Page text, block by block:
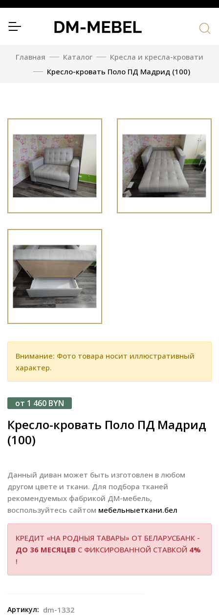
Главная Каталог
Кресла и кресла-кровати
Кресло-кровать Поло ПД Мадрид (100)
Внимание: Фото товара носит иллюстративный
характер.
от 1 460 BYN
Кресло-кровать Поло ПД Мадрид
(100)
Данный диван может быть изготовлен в любом
другом цвете и ткани. Для подбора тканей
рекомендуемых фабрикой ДМ-мебель,
воспользуйтесь сайтом мебельныеткани.бел
КРЕДИТ «НА РОДНЫЯ ТАВАРЫ» ОТ БЕЛАРУСБАНК -
ДО 36 МЕСЯЦЕВ С ФИКСИРОВАННОЙ СТАВКОЙ 4%
!
Артикул: dm-1332